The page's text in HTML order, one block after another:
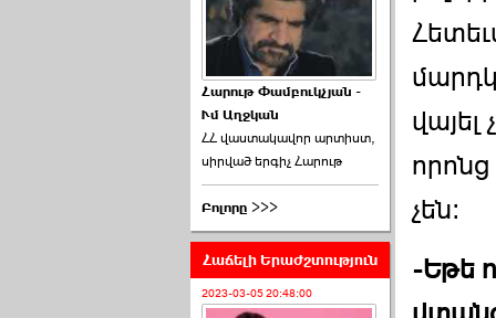
«Ժողովուրդ»-ը
հերթական ›››
2026-06-21 23:00:00
armlur.ՔՊ-ի ներսում
սպասում են ›››
Հարութ Փամբուկչյան -
Ւմ Աղջկան
ՀՀ վաստակավոր արտիստ,
սիրված երգիչ Հարութ
Բոլորը >>>
Հաճելի Երաժշտություն
2023-03-05 20:48:00
չեն:
-Եթե